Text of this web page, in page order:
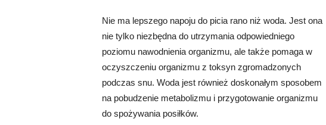
Nie ma lepszego napoju do picia rano niż woda. Jest ona
nie tylko niezbędna do utrzymania odpowiedniego
poziomu nawodnienia organizmu, ale także pomaga w
oczyszczeniu organizmu z toksyn zgromadzonych
podczas snu. Woda jest również doskonałym sposobem
na pobudzenie metabolizmu i przygotowanie organizmu
do spożywania posiłków.